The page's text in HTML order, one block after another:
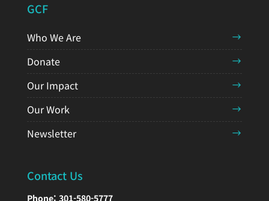
GCF
Who We Are
Donate
Our Impact
Our Work
Newsletter
Contact Us
Phone: 301-580-5777